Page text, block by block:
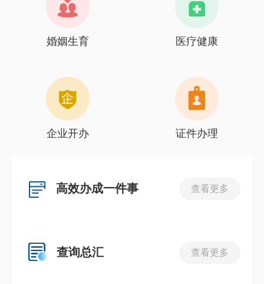
婚姻生育 医疗健康
企业开办 证件办理
高效办成一件事 查看更多
查询总汇 查看更多